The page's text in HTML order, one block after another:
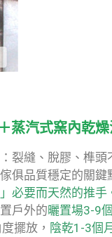
蒸汽式窯內乾
裂縫、脫膠、榫
俱品質穩定的關
必要而天然的推手
戶外的曬置場3-9
擺放， 陰乾1-3個月